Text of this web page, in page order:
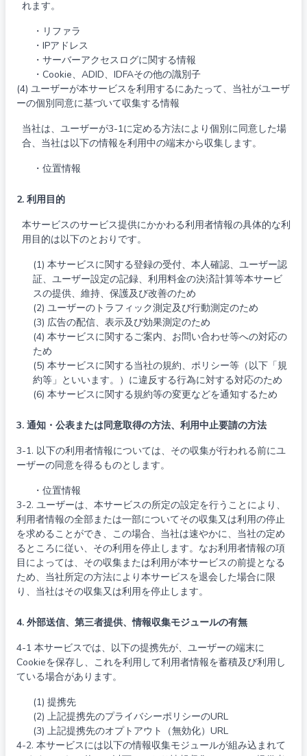
れます。
・リファラ
・IPアドレス
・サーバーアクセスログに関する情報
・Cookie、ADID、IDFAその他の識別子
(4) ユーザーが本サービスを利用するにあたって、当社がユーザ
ーの個別同意に基づいて収集する情報
当社は、ユーザーが3-1に定める方法により個別に同意した場
合、当社は以下の情報を利用中の端末から収集します。
・位置情報
2. 利用目的
本サービスのサービス提供にかかわる利用者情報の具体的な利
用目的は以下のとおりです。
(1) 本サービスに関する登録の受付、本人確認、ユーザー認
証、ユーザー設定の記録、利用料金の決済計算等本サービ
スの提供、維持、保護及び改善のため
(2) ユーザーのトラフィック測定及び行動測定のため
(3) 広告の配信、表示及び効果測定のため
(4) 本サービスに関するご案内、お問い合わせ等への対応の
ため
(5) 本サービスに関する当社の規約、ポリシー等（以下「規
約等」といいます。）に違反する行為に対する対応のため
(6) 本サービスに関する規約等の変更などを通知するため
3. 通知・公表または同意取得の方法、利用中止要請の方法
3-1. 以下の利用者情報については、その収集が行われる前にユ
ーザーの同意を得るものとします。
・位置情報
3-2. ユーザーは、本サービスの所定の設定を行うことにより、
利用者情報の全部または一部についてその収集又は利用の停止
を求めることができ、この場合、当社は速やかに、当社の定め
るところに従い、その利用を停止します。なお利用者情報の項
目によっては、その収集または利用が本サービスの前提となる
ため、当社所定の方法により本サービスを退会した場合に限
り、当社はその収集又は利用を停止します。
4. 外部送信、第三者提供、情報収集モジュールの有無
4-1 本サービスでは、以下の提携先が、ユーザーの端末に
Cookieを保存し、これを利用して利用者情報を蓄積及び利用し
ている場合があります。
(1) 提携先
(2) 上記提携先のプライバシーポリシーのURL
(3) 上記提携先のオプトアウト（無効化）URL
4-2. 本サービスには以下の情報収集モジュールが組み込まれて